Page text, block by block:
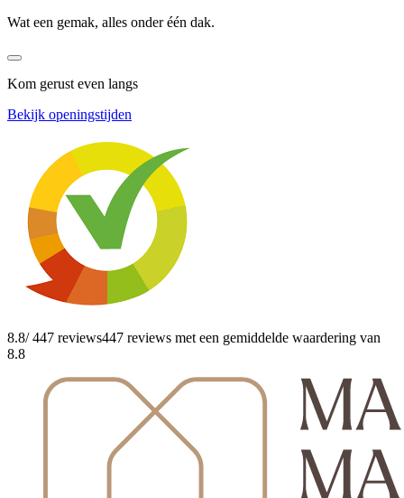
Wat een gemak, alles onder één dak.
Kom gerust even langs
Bekijk openingstijden
8.8/ 447 reviews447 reviews met een gemiddelde waardering van
8.8